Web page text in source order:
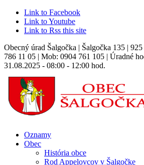
Link to Facebook
Link to Youtube
Link to Rss this site
Obecný úrad Šalgočka | Šalgočka 135 |
786 11 05 | Mob: 0904 761 105 | Úradné
31.08.2025 - 08:00 - 12:00 hod.
Oznamy
Obec
História obce
Rod Appelovcov v Šalgočke